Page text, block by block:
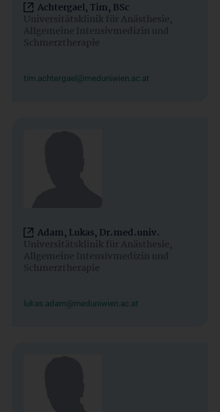
Achtergael, Tim, BSc
Universitätsklinik für Anästhesie,
Allgemeine Intensivmedizin und
Schmerztherapie
tim.achtergael@meduniwien.ac.at
Adam, Lukas, Dr.med.univ.
Universitätsklinik für Anästhesie,
Allgemeine Intensivmedizin und
Schmerztherapie
lukas.adam@meduniwien.ac.at